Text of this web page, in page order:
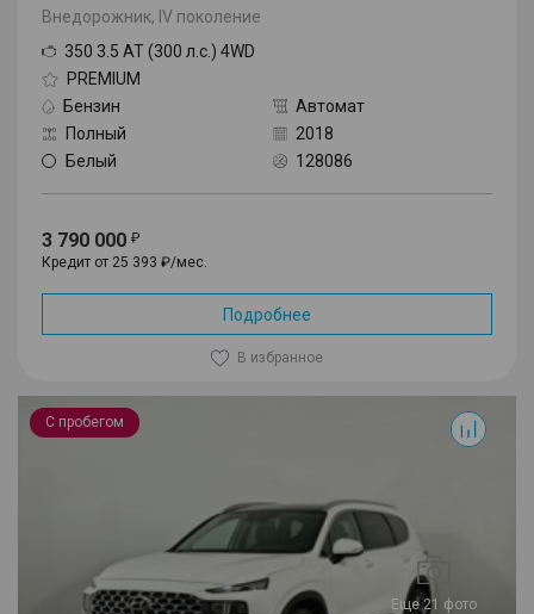
Внедорожник, IV поколение
350 3.5 AT (300 л.с.) 4WD
PREMIUM
Бензин
Автомат
Полный
2018
Белый
128086
3 790 000
Кредит от 25 393 ₽/мес.
Подробнее
В избранное
С пробегом
Еще 21 фото
Santa Fe